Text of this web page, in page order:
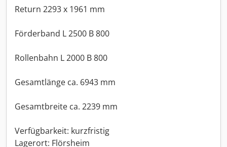
Return 2293 x 1961 mm
Förderband L 2500 B 800
Rollenbahn L 2000 B 800
Gesamtlänge ca. 6943 mm
Gesamtbreite ca. 2239 mm
Verfügbarkeit: kurzfristig
Lagerort: Flörsheim